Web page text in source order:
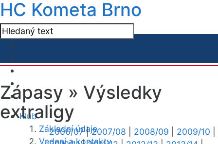
HC Kometa Brno
Klub
Základní údaje
Vedení a kontakty
Zápasy » Výsledky
extraligy
2006/07|2007/08 2008/09 2009/10